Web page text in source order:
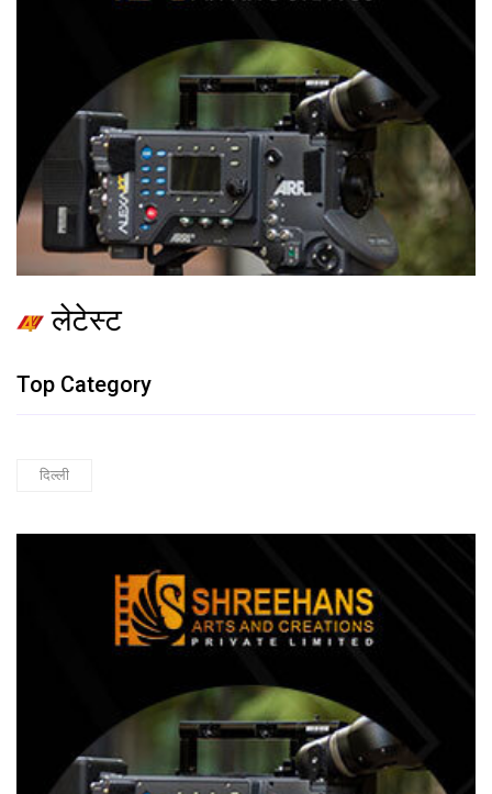
लेटेस्ट
Top Category
दिल्ली